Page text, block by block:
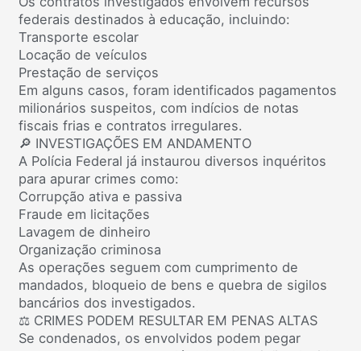
federais destinados à educação, incluindo:
Transporte escolar
Locação de veículos
Prestação de serviços
Em alguns casos, foram identificados pagamentos
milionários suspeitos, com indícios de notas
fiscais frias e contratos irregulares.
🔎 INVESTIGAÇÕES EM ANDAMENTO
A Polícia Federal já instaurou diversos inquéritos
para apurar crimes como:
Corrupção ativa e passiva
Fraude em licitações
Lavagem de dinheiro
Organização criminosa
As operações seguem com cumprimento de
mandados, bloqueio de bens e quebra de sigilos
bancários dos investigados.
⚖️ CRIMES PODEM RESULTAR EM PENAS ALTAS
Se condenados, os envolvidos podem pegar